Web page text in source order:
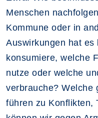
Menschen
Kommune oder in
Auswirkungen hat es
konsumiere, welche
nutze oder welche
verbrauche? Welche
führen zu Konflikten,